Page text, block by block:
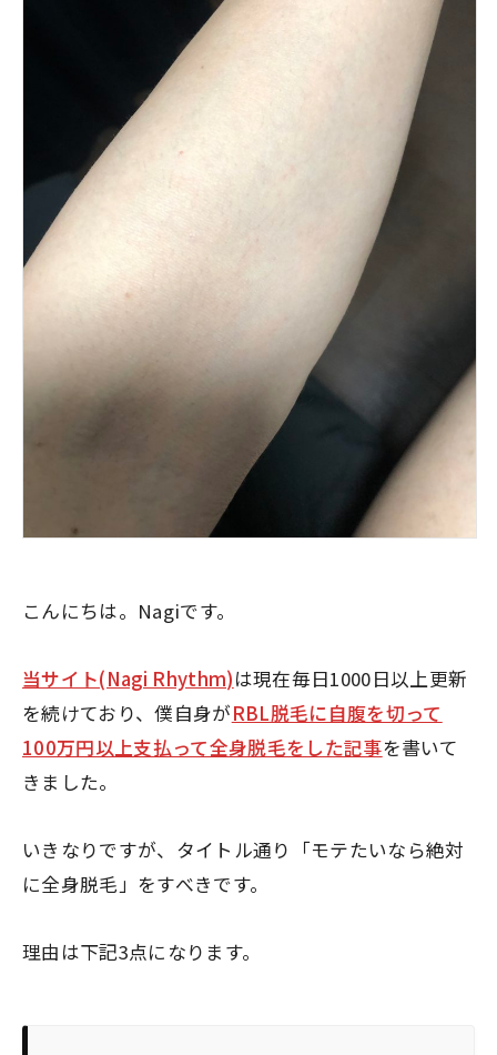
こんにちは。Nagiです。
当サイト(Nagi Rhythm)は現在毎日1000日以上更新
を続けており、僕自身がRBL脱毛に自腹を切って
100万円以上支払って全身脱毛をした記事を書いて
きました。
いきなりですが、タイトル通り
「モテたいなら絶対
に全身脱毛」 をすべきです。
理由は下記3点になります。